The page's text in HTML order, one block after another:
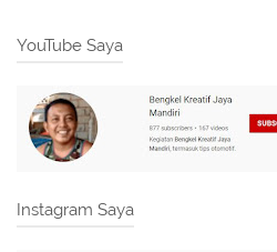
YouTube Saya
Instagram Saya